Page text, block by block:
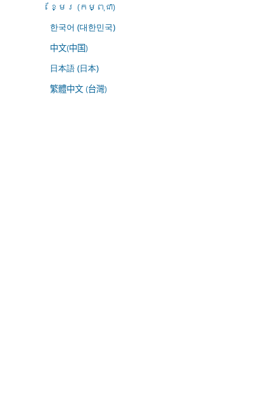
ខ្មែរ (កម្ពុជា)
한국어 (대한민국)
中文(中国)
日本語 (日本)
繁體中文 (台灣)